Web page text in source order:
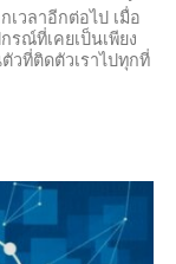
วลาอีกต่อไป เมื่อ
รณ์ที่เคยเป็นเพียง
วที่ติดตัวเราไปทุกที่